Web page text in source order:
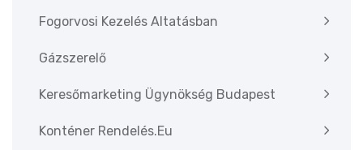
Fogorvosi Kezelés Altatásban
Gázszerelő
Keresőmarketing Ügynökség Budapest
Konténer Rendelés.eu